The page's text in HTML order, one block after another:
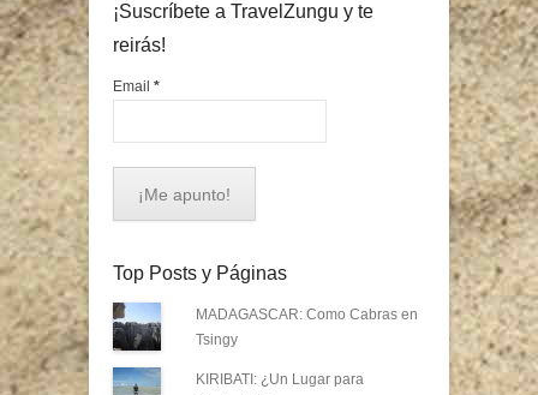
¡Suscríbete a TravelZungu y te
reirás!
Email *
Top Posts y Páginas
MADAGASCAR: Como Cabras en
Tsingy
KIRIBATI: ¿Un Lugar para